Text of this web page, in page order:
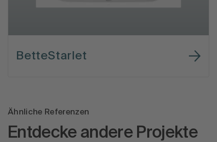
BetteStarlet
Ähnliche Referenzen
Entdecke andere Projekte